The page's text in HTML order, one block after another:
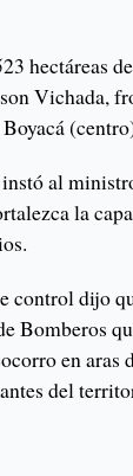
hectáreas
Vichada,
al
la
control dijo
Bomberos
en aras
del